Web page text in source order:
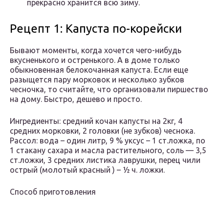
прекрасно хранится всю зиму.
Рецепт 1: Капуста по-корейски
Бывают моменты, когда хочется чего-нибудь
вкусненького и остренького. А в доме только
обыкновенная белокочанная капуста. Если еще
разыщется пару морковок и несколько зубков
чесночка, то считайте, что организовали пиршество
на дому. Быстро, дешево и просто.
Ингредиенты: средний кочан капусты на 2кг, 4
средних морковки, 2 головки (не зубков) чеснока.
Рассол: вода – один литр, 9 % уксус – 1 ст.ложка, по
1 стакану сахара и масла растительного, соль — 3,5
ст.ложки, 3 средних листика лаврушки, перец чили
острый (молотый красный ) – ½ ч. ложки.
Способ приготовления